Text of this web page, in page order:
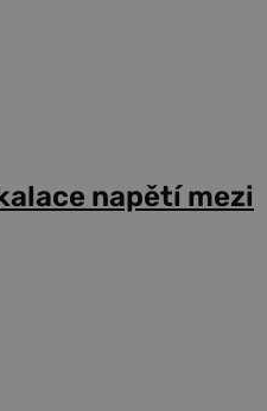
napětí mezi